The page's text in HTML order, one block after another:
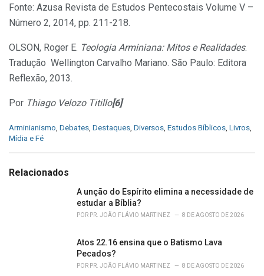
Fonte: Azusa Revista de Estudos Pentecostais Volume V –
Número 2, 2014, pp. 211-218.
OLSON, Roger E. Teologia Arminiana: Mitos e Realidades.
Tradução Wellington Carvalho Mariano. São Paulo: Editora
Reflexão, 2013.
Por Thiago Velozo Titillo[6]
C
a
g
Arminianismo, Debates, Destaques, Diversos, Estudos Bíblicos, Livros,
Mídia e Fé
Relacionados
A unção do Espírito elimina a necessidade de
estudar a Bíblia?
POR PR. JOÃO FLÁVIO MARTINEZ 8 DE AGOSTO DE 2026
Atos 22.16 ensina que o Batismo Lava
Pecados?
POR PR. JOÃO FLÁVIO MARTINEZ 8 DE AGOSTO DE 2026